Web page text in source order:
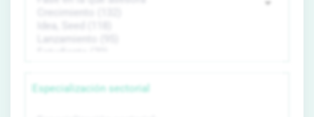
Especialización sectorial